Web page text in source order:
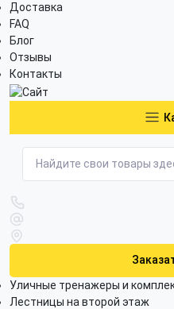
Доставка
FAQ
Блог
Отзывы
Контакты
Уличные тренажеры и
Лестницы на второй этаж